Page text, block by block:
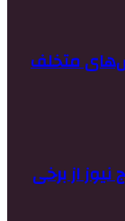
متخلف
از برخی